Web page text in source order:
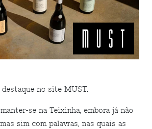
no site MUST.
se na Teixinha, embora já não
sim com palavras, nas quais as